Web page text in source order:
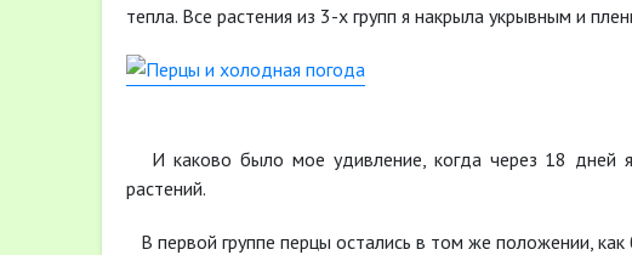
тепла. Все растения из 3-х групп я накрыла укрывным и
И каково было мое удивление, когда через 18 дней я
растений.
В первой группе перцы остались в том же положении,